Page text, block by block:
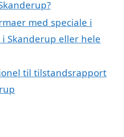
med speciale i
Skanderup eller hele
til tilstandsrapport